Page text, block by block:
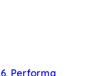
Performa